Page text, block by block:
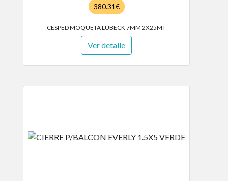
380.31€
CESPED MOQUETA LUBECK 7MM 2X25MT
Ver detalle